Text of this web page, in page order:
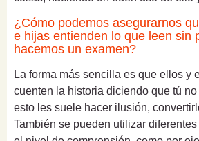
¿Cómo podemos asegurarnos
e hijas entienden lo que leen sin
hacemos un examen?
La forma más sencilla es que ellos y
cuenten la historia diciendo que tú
esto les suele hacer ilusión,
También se pueden utilizar